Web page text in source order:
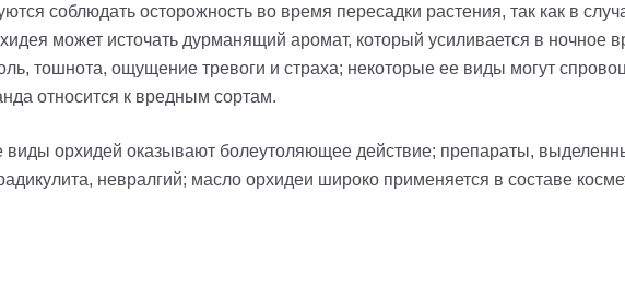
соблюдать осторожность во время пересадки растения, так как в
может источать дурманящий аромат, который усиливается в ночное
тошнота, ощущение тревоги и страха; некоторые ее виды могут
относится к вредным сортам.
виды орхидей оказывают болеутоляющее действие; препараты,
невралгий; масло орхидеи широко применяется в составе